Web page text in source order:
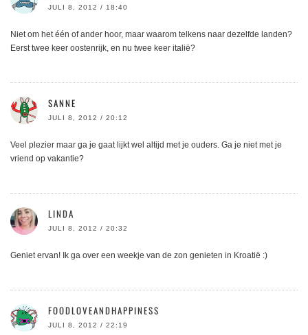
JULI 8, 2012 / 18:40
Niet om het één of ander hoor, maar waarom telkens naar dezelfde landen?
Eerst twee keer oostenrijk, en nu twee keer italië?
SANNE
JULI 8, 2012 / 20:12
Veel plezier maar ga je gaat lijkt wel altijd met je ouders. Ga je niet met je
vriend op vakantie?
LINDA
JULI 8, 2012 / 20:32
Geniet ervan! Ik ga over een weekje van de zon genieten in Kroatië :)
FOODLOVEANDHAPPINESS
JULI 8, 2012 / 22:19